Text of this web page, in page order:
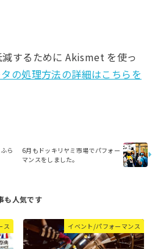
するために Akismet を使っ
の処理方法の詳細はこちらを
ら
6月もドッキリヤミ市場でパフォー
マンスをしました。
ス イベント/パフォーマンス